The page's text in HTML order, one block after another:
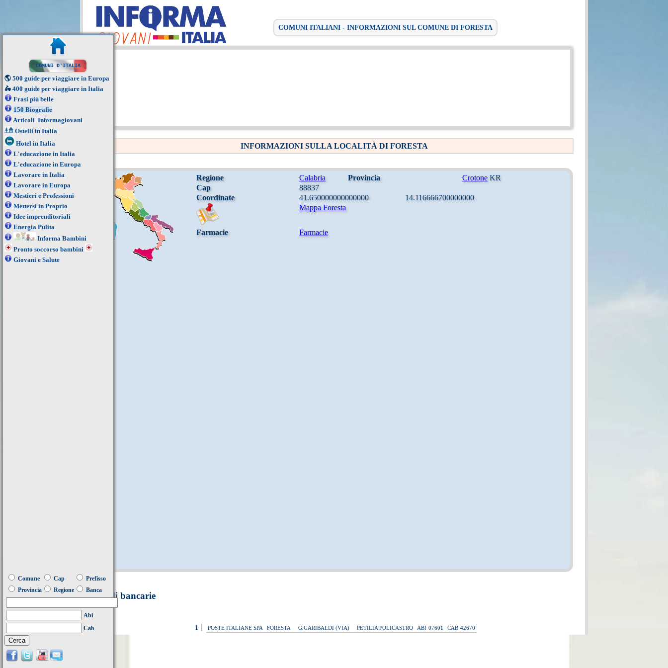
COMUNI ITALIANI - INFORMAZIONI SUL COMUNE DI FORESTA
COMUNI D'ITALIA
🌎 500 guide per viaggiare in Europa
🛵 400 guide per viaggiare in Italia
Frasi più belle
150 Biografie
Articoli Informagiovani
Ostelli in Italia
Hotel in Italia
L'educazione in Italia
L'educazione in Europa
Lavorare in Italia
Lavorare in Europa
Mestieri e Professioni
Mettersi in Proprio
Idee imprenditoriali
Energia Pulita
Informa Bambini
Pronto soccorso bambini
Giovani e Salute
Comune Cap
Prefisso
Provincia
Regione Banca
Abi
Cab
INFORMAZIONI SULLA LOCALITÀ DI FORESTA
Regione Calabria Provincia Crotone KR
Cap
88837
Coordinate
41.650000000000000
14.116666700000000
Mappa Foresta
Farmacie Farmacie
Filiali bancarie
1 POSTE ITALIANE SPA FORESTA G.GARIBALDI (VIA) PETILIA POLICASTRO ABI 07601 CAB 42670